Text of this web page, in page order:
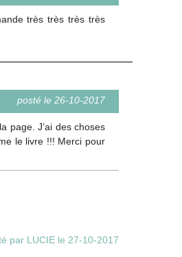
très très très très
posté le 26-10-2017
page. J’ai des choses
le livre !!! Merci pour
par LUCIE le 27-10-2017